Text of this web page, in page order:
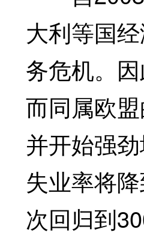
大利等国
务危机。
而同属欧
并开始强
失业率将
次回归到